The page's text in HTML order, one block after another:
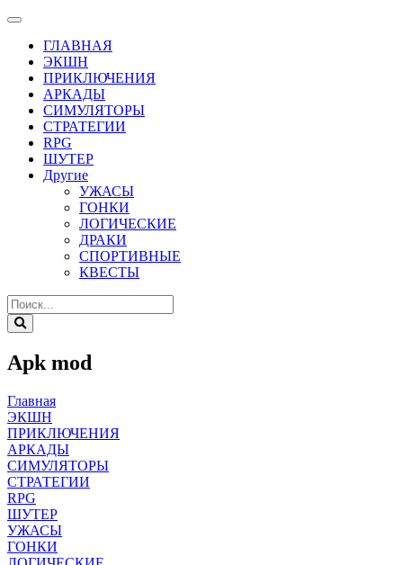
ГЛАВНАЯ
ЭКШН
ПРИКЛЮЧЕНИЯ
АРКАДЫ
СИМУЛЯТОРЫ
СТРАТЕГИИ
RPG
ШУТЕР
Другие
УЖАСЫ
ГОНКИ
ЛОГИЧЕСКИЕ
ДРАКИ
СПОРТИВНЫЕ
КВЕСТЫ
Apk mod
Главная
ЭКШН
ПРИКЛЮЧЕНИЯ
АРКАДЫ
СИМУЛЯТОРЫ
СТРАТЕГИИ
RPG
ШУТЕР
УЖАСЫ
ГОНКИ